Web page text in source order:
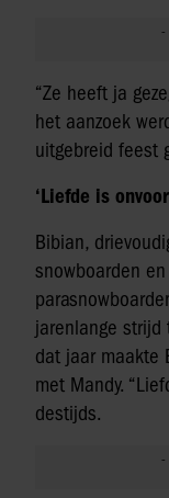
“Ze heeft ja
het aanzoek
uitgebreid feest
‘Liefde is
Bibian,
snowboarden
jarenlange strijd
dat jaar maakte
met Mandy.
destijds.